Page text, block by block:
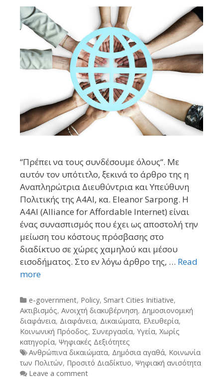
“Πρέπει να τους συνδέσουμε όλους“. Με
αυτόν τον υπότιτλο, ξεκινά το άρθρο της η
Αναπληρώτρια Διευθύντρια και Υπεύθυνη
Πολιτικής της A4AI, κα. Eleanor Sarpong. Η
A4AI (Alliance for Affordable Internet) είναι
ένας συνασπισμός που έχει ως αποστολή την
μείωση του κόστους πρόσβασης στο
διαδίκτυο σε χώρες χαμηλού και μέσου
εισοδήματος. Στο εν λόγω άρθρο της, … Read
more
Categories
e-government, Policy, Smart Cities Initiative,
Ακτιβισμός, Ανοιχτή διακυβέρνηση, Δημοσιονομική
διαφάνεια, Διαφάνεια, Δικαιώματα, Ελευθερία,
Κοινωνική Πρόοδος, Συνεργασία, Υγεία, Χωρίς
κατηγορία, Ψηφιακές Δεξιότητες
Tags
Ανθρώπινα δικαιώματα, Δημόσια αγαθά, Κοινωνία
των Πολιτών, Προσιτό Διαδίκτυο, Ψηφιακή ανισότητα
Leave a comment